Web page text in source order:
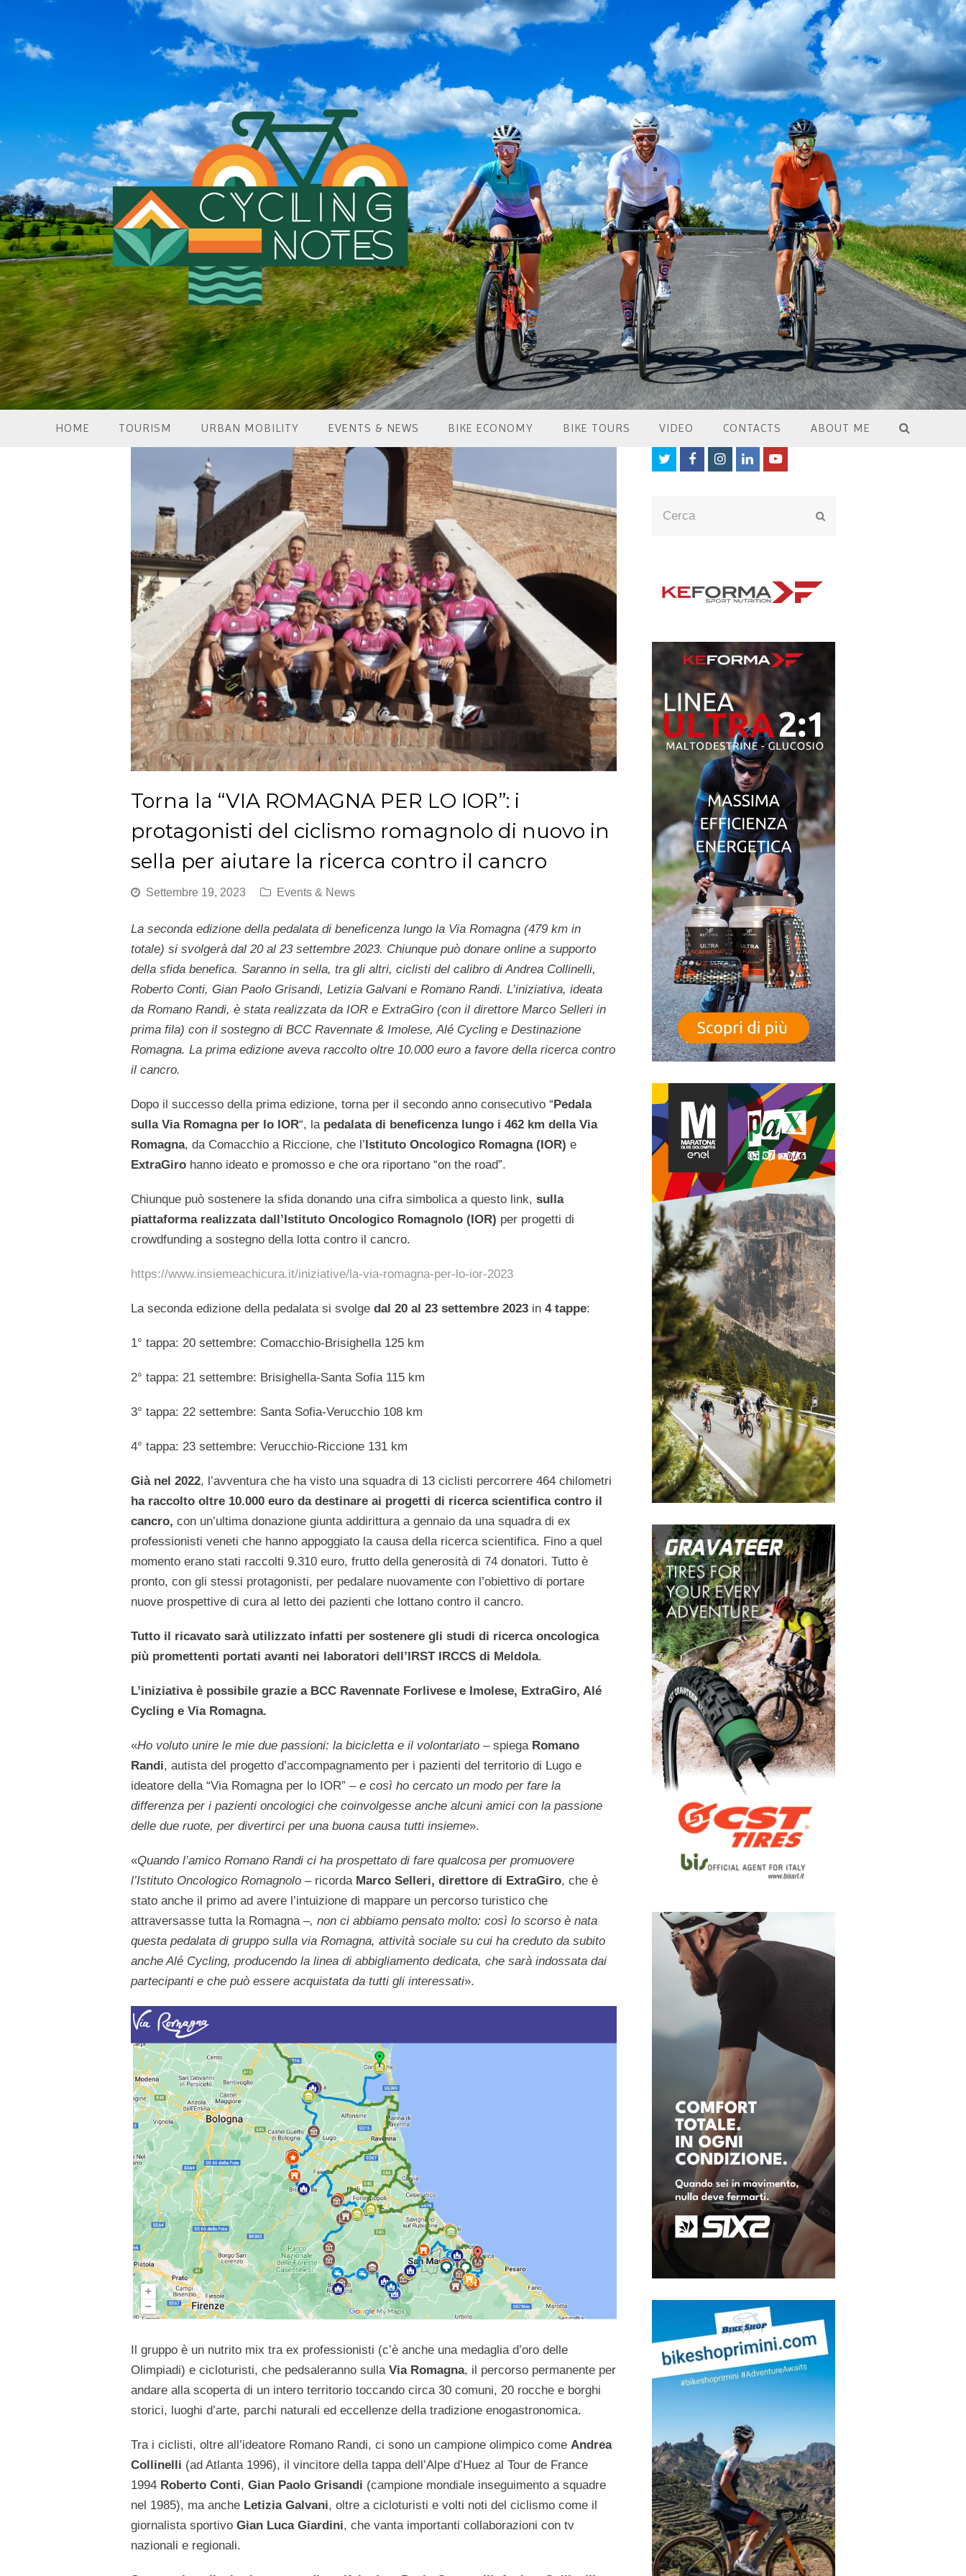
HOME TOURISM URBAN MOBILITY EVENTS & NEWS BIKE ECONOMY BIKE TOURS VIDEO CONTACTS ABOUT ME
Torna la “VIA ROMAGNA PER LO IOR”: i
protagonisti del ciclismo romagnolo di nuovo in
sella per aiutare la ricerca contro il cancro
Settembre 19, 2023 Events & News
La seconda edizione della pedalata di beneficenza lungo la Via Romagna (479 km in
totale) si svolgerà dal 20 al 23 settembre 2023. Chiunque può donare online a supporto
della sfida benefica. Saranno in sella, tra gli altri, ciclisti del calibro di Andrea Collinelli,
Roberto Conti, Gian Paolo Grisandi, Letizia Galvani e Romano Randi. L’iniziativa, ideata
da Romano Randi, è stata realizzata da IOR e ExtraGiro (con il direttore Marco Selleri in
prima fila) con il sostegno di BCC Ravennate & Imolese, Alé Cycling e Destinazione
Romagna. La prima edizione aveva raccolto oltre 10.000 euro a favore della ricerca contro
il cancro.
Dopo il successo della prima edizione, torna per il secondo anno consecutivo “Pedala
sulla Via Romagna per lo IOR“, la pedalata di beneficenza lungo i 462 km della Via
Romagna, da Comacchio a Riccione, che l’Istituto Oncologico Romagna (IOR) e
ExtraGiro hanno ideato e promosso e che ora riportano “on the road”.
Chiunque può sostenere la sfida donando una cifra simbolica a questo link, sulla
piattaforma realizzata dall’Istituto Oncologico Romagnolo (IOR) per progetti di
crowdfunding a sostegno della lotta contro il cancro.
https://www.insiemeachicura.it/iniziative/la-via-romagna-per-lo-ior-2023
La seconda edizione della pedalata si svolge dal 20 al 23 settembre 2023 in 4 tappe:
1° tappa: 20 settembre: Comacchio-Brisighella 125 km
2° tappa: 21 settembre: Brisighella-Santa Sofia 115 km
3° tappa: 22 settembre: Santa Sofia-Verucchio 108 km
4° tappa: 23 settembre: Verucchio-Riccione 131 km
Già nel 2022, l’avventura che ha visto una squadra di 13 ciclisti percorrere 464 chilometri
ha raccolto oltre 10.000 euro da destinare ai progetti di ricerca scientifica contro il
cancro, con un’ultima donazione giunta addirittura a gennaio da una squadra di ex
professionisti veneti che hanno appoggiato la causa della ricerca scientifica. Fino a quel
momento erano stati raccolti 9.310 euro, frutto della generosità di 74 donatori. Tutto è
pronto, con gli stessi protagonisti, per pedalare nuovamente con l’obiettivo di portare
nuove prospettive di cura al letto dei pazienti che lottano contro il cancro.
Tutto il ricavato sarà utilizzato infatti per sostenere gli studi di ricerca oncologica
più promettenti portati avanti nei laboratori dell’IRST IRCCS di Meldola.
L’iniziativa è possibile grazie a BCC Ravennate Forlivese e Imolese, ExtraGiro, Alé
Cycling e Via Romagna.
«Ho voluto unire le mie due passioni: la bicicletta e il volontariato – spiega Romano
Randi, autista del progetto d’accompagnamento per i pazienti del territorio di Lugo e
ideatore della “Via Romagna per lo IOR” – e così ho cercato un modo per fare la
differenza per i pazienti oncologici che coinvolgesse anche alcuni amici con la passione
delle due ruote, per divertirci per una buona causa tutti insieme».
«Quando l’amico Romano Randi ci ha prospettato di fare qualcosa per promuovere
l’Istituto Oncologico Romagnolo – ricorda Marco Selleri, direttore di ExtraGiro, che è
stato anche il primo ad avere l’intuizione di mappare un percorso turistico che
attraversasse tutta la Romagna –, non ci abbiamo pensato molto: così lo scorso è nata
questa pedalata di gruppo sulla via Romagna, attività sociale su cui ha creduto da subito
anche Alé Cycling, producendo la linea di abbigliamento dedicata, che sarà indossata dai
partecipanti e che può essere acquistata da tutti gli interessati».
Il gruppo è un nutrito mix tra ex professionisti (c’è anche una medaglia d’oro delle
Olimpiadi) e cicloturisti, che pedsaleranno sulla Via Romagna, il percorso permanente per
andare alla scoperta di un intero territorio toccando circa 30 comuni, 20 rocche e borghi
storici, luoghi d’arte, parchi naturali ed eccellenze della tradizione enogastronomica.
Tra i ciclisti, oltre all’ideatore Romano Randi, ci sono un campione olimpico come Andrea
Collinelli (ad Atlanta 1996), il vincitore della tappa dell’Alpe d’Huez al Tour de France
1994 Roberto Conti, Gian Paolo Grisandi (campione mondiale inseguimento a squadre
nel 1985), ma anche Letizia Galvani, oltre a cicloturisti e volti noti del ciclismo come il
giornalista sportivo Gian Luca Giardini, che vanta importanti collaborazioni con tv
nazionali e regionali.
TwitterFacebookInstagram
LinkedInYoutube